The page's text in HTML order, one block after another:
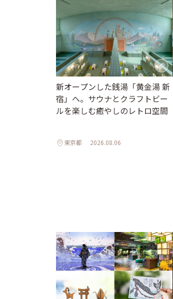
新オープンした銭湯「黄金湯 新
宿」へ。サウナとクラフトビー
ルを楽しむ癒やしのレトロ空間
東京都 2026.08.06